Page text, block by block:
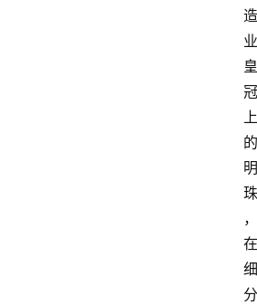
造
业
皇
冠
上
的
明
珠
，
在
细
分